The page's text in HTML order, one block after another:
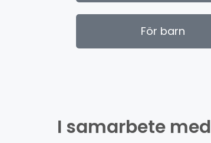
För barn
I samarbete med